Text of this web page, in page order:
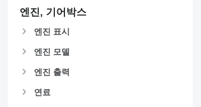
엔진, 기어박스
엔진 표시
엔진 모델
엔진 출력
연료